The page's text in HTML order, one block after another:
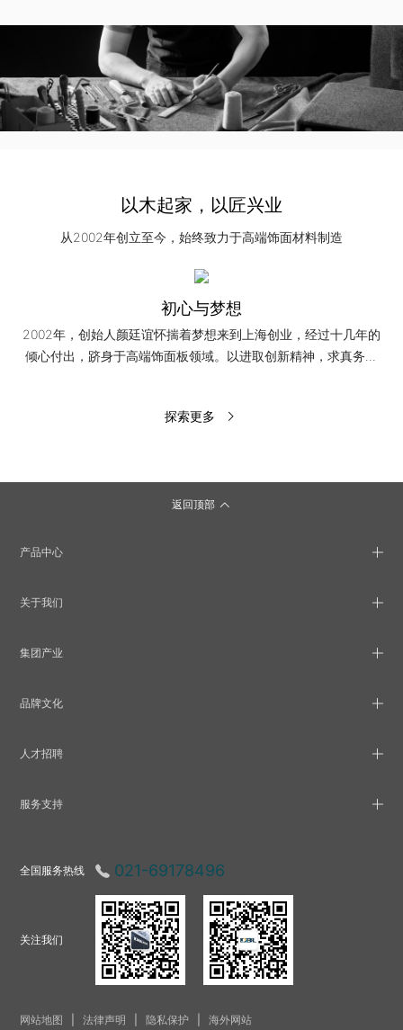
以木起家，以匠兴业
从2002年创立至今，始终致力于高端饰面材料制造
初心与梦想
2002年，创始人颜廷谊怀揣着梦想来到上海创业，经过十几年的
倾心付出，跻身于高端饰面板领域。以进取创新精神，求真务实
探索更多
返回顶部
产品中心
关于我们
集团产业
品牌文化
人才招聘
服务支持
全国服务热线 021-69178496
关注我们
网站地图 法律声明 隐私保护 海外网站